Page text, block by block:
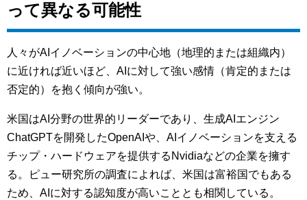
って異なる可能性
人々がAIイノベーションの中心地（地理的または組織内）
に近ければ近いほど、AIに対して強い感情（肯定的または
否定的）を抱く傾向が強い。
米国はAI分野の世界的リーダーであり、生成AIエンジン
ChatGPTを開発したOpenAIや、AIイノベーションを支える
チップ・ハードウェアを提供するNvidiaなどの企業を擁す
る。ピュー研究所の調査によれば、米国は富裕国でもある
ため、AIに対する認知度が高いこととも相関している。